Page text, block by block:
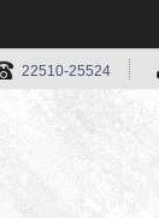
22510-25524